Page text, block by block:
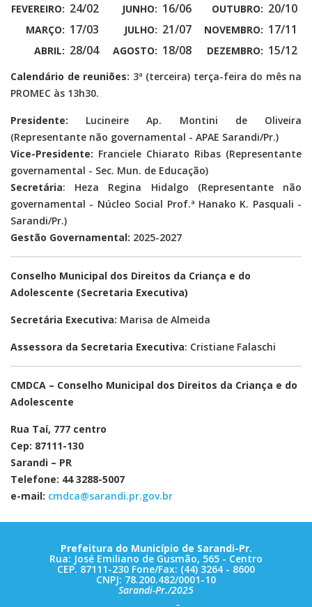
FEVEREIRO: 24/02 JUNHO: 16/06 OUTUBRO: 20/10
MARÇO: 17/03 JULHO: 21/07 NOVEMBRO: 17/11
ABRIL: 28/04 AGOSTO: 18/08 DEZEMBRO: 15/12
Calendário de reuniões: 3ª (terceira) terça-feira do mês na
PROMEC às 13h30.
Presidente:
Lucineire Ap. Montini de Oliveira
(Representante não governamental - APAE Sarandi/Pr.)
Vice-Presidente: Franciele Chiarato Ribas (Representante
governamental - Sec. Mun. de Educação)
Secretária: Heza Regina Hidalgo (Representante não
governamental - Núcleo Social Prof.ª Hanako K. Pasquali -
Sarandi/Pr.)
Gestão Governamental: 2025-2027
Conselho Municipal dos Direitos da Criança e do
Adolescente (Secretaria Executiva)
Secretária Executiva: Marisa de Almeida
Assessora da Secretaria Executiva: Cristiane Falaschi
CMDCA – Conselho Municipal dos Direitos da Criança e do
Adolescente
Rua Taí, 777 centro
Cep: 87111-130
Sarandi – PR
Telefone: 44 3288-5007
e-mail: cmdca@sarandi.pr.gov.br
Prefeitura do Município de Sarandi-Pr.
Rua: José Emiliano de Gusmão, 565 - Centro
CEP. 87111-230 Fone/Fax: (44) 3264 - 8600
CNPJ: 78.200.482/0001-10
Sarandi-Pr./2025